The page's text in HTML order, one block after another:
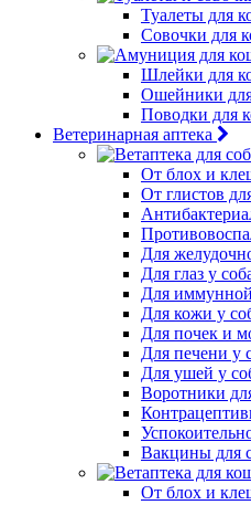
Туалеты для
Совочки для
Шлейки для
Ошейники
Поводки для
Ветеринарная аптека
От блох и
От глистов
Для
Для глаз у
Для
Для кожи у
Для почек и
Для печени у
Для ушей у
Воротники
Вакцины для
От блох и